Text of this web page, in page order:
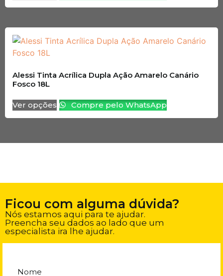
Alessi Tinta Acrílica Dupla Ação Amarelo Canário
Fosco 18L
Ver opções Compre pelo WhatsApp
Ficou com alguma dúvida?
Nós estamos aqui para te ajudar.
Preencha seu dados ao lado que um
especialista ira lhe ajudar.
Nome